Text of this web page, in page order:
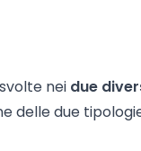
nei due
delle due